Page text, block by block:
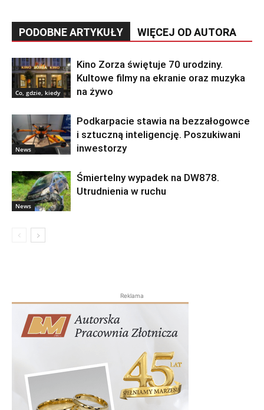
PODOBNE ARTYKUŁY WIĘCEJ OD AUTORA
Co, gdzie, kiedy
Kino Zorza świętuje 70 urodziny.
Kultowe filmy na ekranie oraz muzyka
na żywo
News
Podkarpacie stawia na bezzałogowce
i sztuczną inteligencję. Poszukiwani
inwestorzy
News
Śmiertelny wypadek na DW878.
Utrudnienia w ruchu
Reklama